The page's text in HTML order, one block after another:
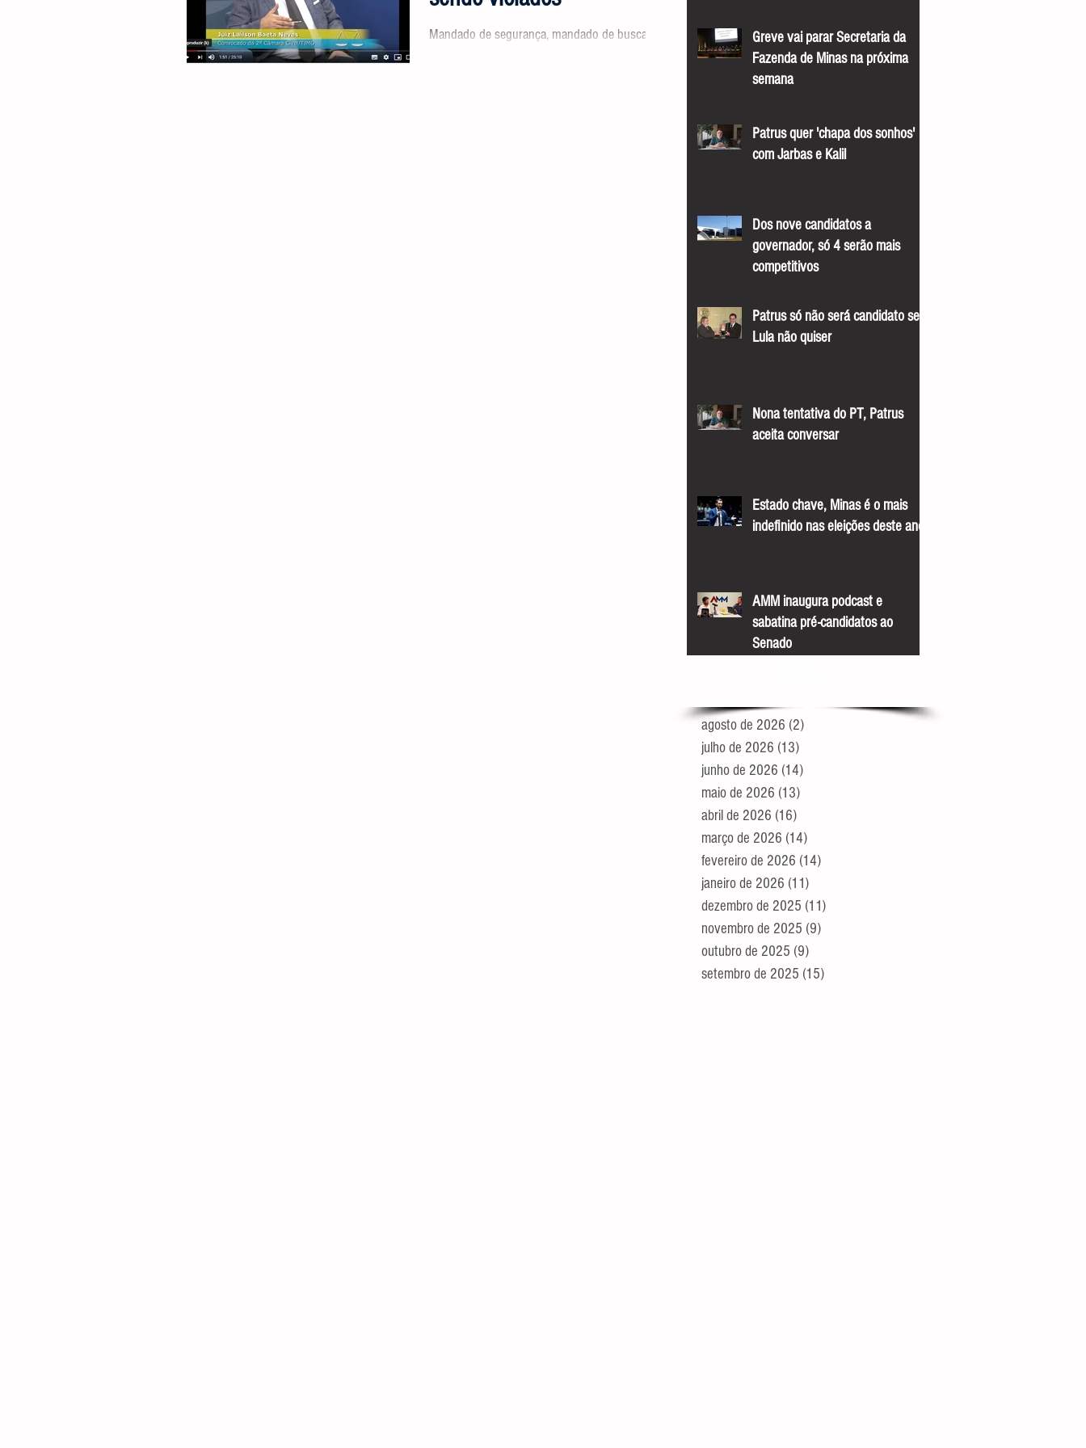
Mandado de segurança, mandado de busca e
Greve vai parar Secretaria da
Fazenda de Minas na próxima
semana
Patrus quer 'chapa dos sonhos'
com Jarbas e Kalil
Dos nove candidatos a
governador, só 4 serão mais
competitivos
Patrus só não será candidato se
Lula não quiser
Nona tentativa do PT, Patrus
aceita conversar
Estado chave, Minas é o mais
indefinido nas eleições deste ano
AMM inaugura podcast e
sabatina pré-candidatos ao
Senado
agosto de 2026 (2)
julho de 2026 (13)
junho de 2026 (14)
maio de 2026 (13)
abril de 2026 (16)
março de 2026 (14)
fevereiro de 2026 (14)
janeiro de 2026 (11)
dezembro de 2025 (11)
novembro de 2025 (9)
outubro de 2025 (9)
setembro de 2025 (15)